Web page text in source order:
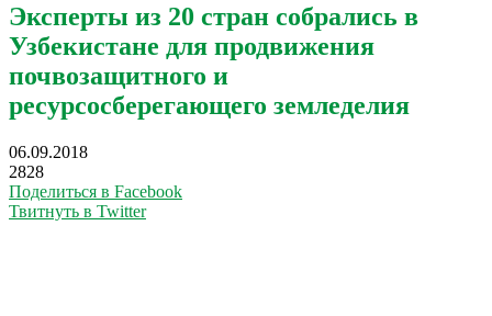
Эксперты из 20 стран собрались в
Узбекистане для продвижения
почвозащитного и
ресурсосберегающего земледелия
06.09.2018
2828
Поделиться в Facebook
Твитнуть в Twitter